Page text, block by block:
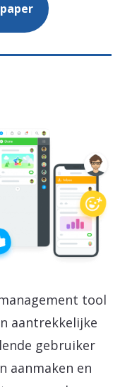
tool
aantrekkelijke
gebruiker
aanmaken en